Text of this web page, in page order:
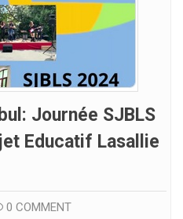
Journée SJBLS
Educatif Lasallie
0 COMMENT